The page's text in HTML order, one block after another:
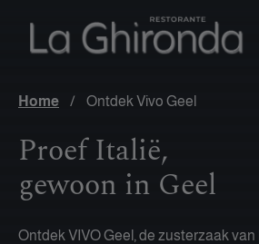
Home / Ontdek Vivo Geel
Proef Italië,
gewoon in Geel
Ontdek VIVO Geel, de zusterzaak